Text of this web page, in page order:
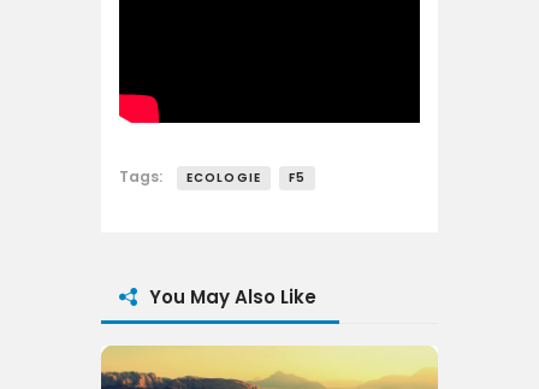
Tags: ECOLOGIE F5
You May Also Like